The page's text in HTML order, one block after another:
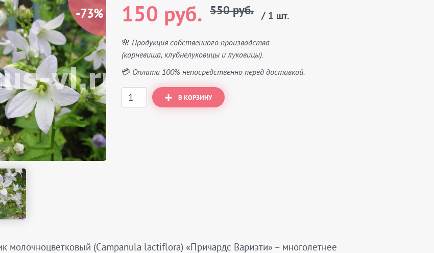
-73% 150 руб. 550 руб. / 1 шт.
🌸 Продукция собственного производства
(корневища, клубнелуковицы и луковицы).
💳 Оплата 100% непосредственно перед доставкой.
В КОРЗИНУ
молочноцветковый (Campanula lactiflora) «Причардс Вариэти» – многолетнее